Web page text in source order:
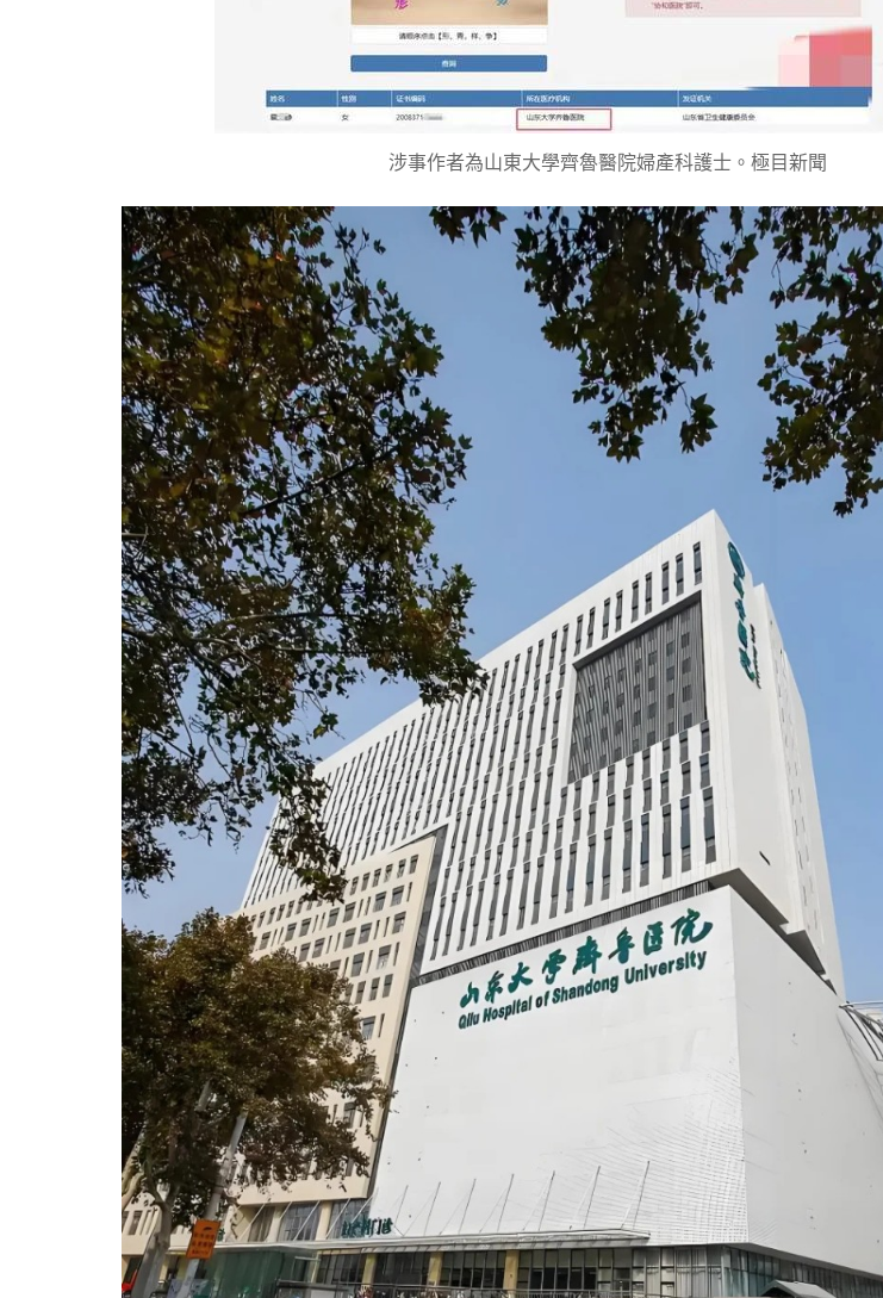
涉事作者為山東大學齊魯醫院婦產科護士。極目新聞